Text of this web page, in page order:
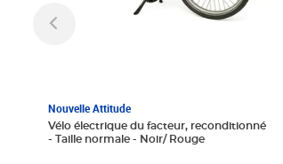
Nouvelle Attitude
Vélo électrique du facteur, reconditionné
- Taille normale - Noir/ Rouge